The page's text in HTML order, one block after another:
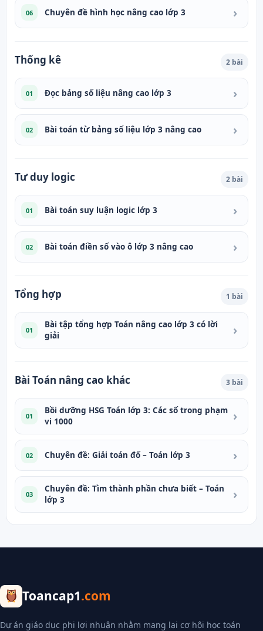
06 Chuyên đề hình học nâng cao lớp 3 ›
Thống kê 2 bài
01 Đọc bảng số liệu nâng cao lớp 3 ›
02 Bài toán từ bảng số liệu lớp 3 nâng cao ›
Tư duy logic 2 bài
01 Bài toán suy luận logic lớp 3 ›
02 Bài toán điền số vào ô lớp 3 nâng cao ›
Tổng hợp 1 bài
01
Bài tập tổng hợp Toán nâng cao lớp 3 có lời
giải
›
Bài Toán nâng cao khác 3 bài
01
Bồi dưỡng HSG Toán lớp 3: Các số trong phạm
vi 1000
›
02 Chuyên đề: Giải toán đố – Toán lớp 3 ›
03
Chuyên đề: Tìm thành phần chưa biết – Toán
lớp 3
›
Toancap1.com
Dự án giáo dục phi lợi nhuận nhằm mang lại cơ hội học toán